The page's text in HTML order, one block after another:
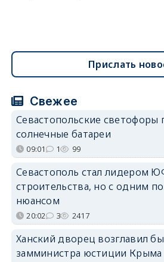
Прислать
Свежее
Севастопольские светофоры
солнечные батареи
09:01 1 99
Севастополь стал лидером
строительства, но с одним
нюансом
20:02 3 2417
Ханский дворец возглавил
замминистра юстиции Крыма